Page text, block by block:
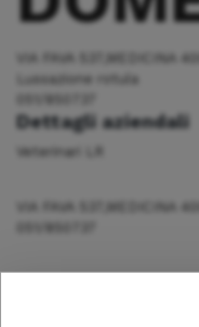
VIA FAVA 537,MEDICINA
Lussazione rotula
051/850737
Dettagli aziendali
Veterinari LR
VIA FAVA 537,MEDICINA
051/850737